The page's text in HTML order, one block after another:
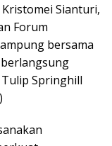
Sianturi,
Forum
bersama
Springhill